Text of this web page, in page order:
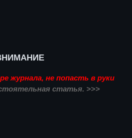
журнала, не попасть в руки
статья. >>>